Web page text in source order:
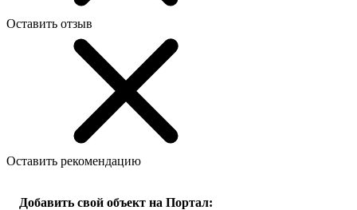
Оставить отзыв
Оставить рекомендацию
Добавить свой объект на Портал: